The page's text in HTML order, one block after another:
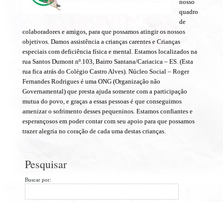
nosso
quadro
de
colaboradores e amigos, para que possamos atingir os nossos
objetivos. Damos assistência a crianças carentes e Crianças
especiais com deficiência física e mental. Estamos localizados na
rua Santos Dumont nº.103, Bairro Santana/Cariacica – ES. (Esta
rua fica atrás do Colégio Castro Alves). Núcleo Social – Roger
Fernandes Rodrigues é uma ONG (Organização não
Governamental) que presta ajuda somente com a participação
mutua do povo, e graças a essas pessoas é que conseguimos
amenizar o sofrimento desses pequeninos. Estamos confiantes e
esperançosos em poder contar com seu apoio para que possamos
trazer alegria no coração de cada uma destas crianças.
Pesquisar
Buscar por: